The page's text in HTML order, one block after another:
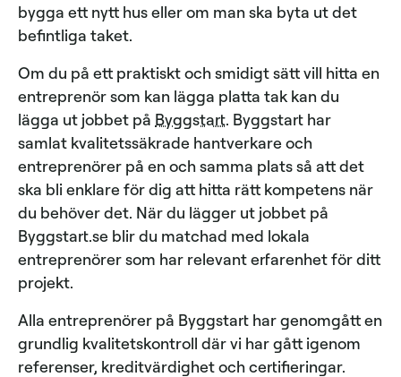
bygga ett nytt hus eller om man ska byta ut det
befintliga taket.
Om du på ett praktiskt och smidigt sätt vill hitta en
entreprenör som kan lägga platta tak kan du
lägga ut jobbet på Byggstart. Byggstart har
samlat kvalitetssäkrade hantverkare och
entreprenörer på en och samma plats så att det
ska bli enklare för dig att hitta rätt kompetens när
du behöver det. När du lägger ut jobbet på
Byggstart.se blir du matchad med lokala
entreprenörer som har relevant erfarenhet för ditt
projekt.
Alla entreprenörer på Byggstart har genomgått en
grundlig kvalitetskontroll där vi har gått igenom
referenser, kreditvärdighet och certifieringar.